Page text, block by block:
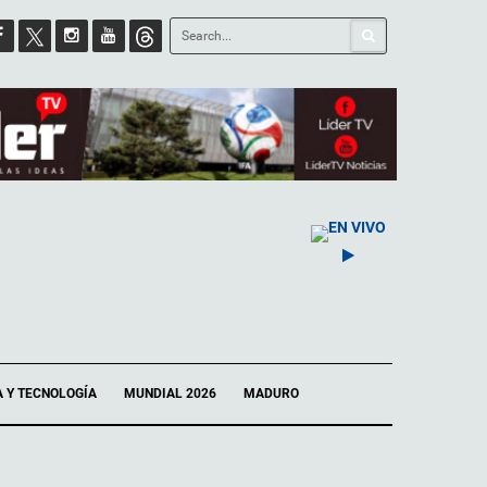
EN VIVO
Y TECNOLOGÍA MUNDIAL 2026 MADURO